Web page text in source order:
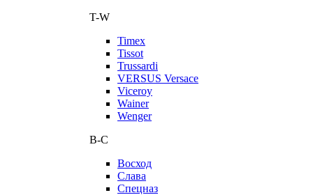
T-W
Timex
Tissot
Trussardi
VERSUS Versace
Viceroy
Wainer
Wenger
В-С
Восход
Слава
Спецназ